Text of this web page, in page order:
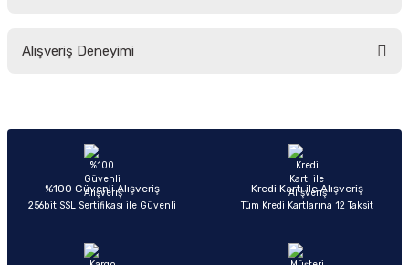
yetersiz gördüğünüz noktaları öneri formunu kullanarak tarafımıza
Ürün açıklamasında eksik bilgiler bulunuyor.
Ürün bilgilerinde hatalar bulunuyor.
Ürün fiyatı diğer sitelerden daha pahalı.
Alışveriş Deneyimi
Sitemize ilk yorumu siz yapın!
%100 Güvenli Alışveriş
256bit SSL Sertifikası ile Güvenli
Kredi Kartı ile Alışveriş
Tüm Kredi Kartlarına 12 Taksit